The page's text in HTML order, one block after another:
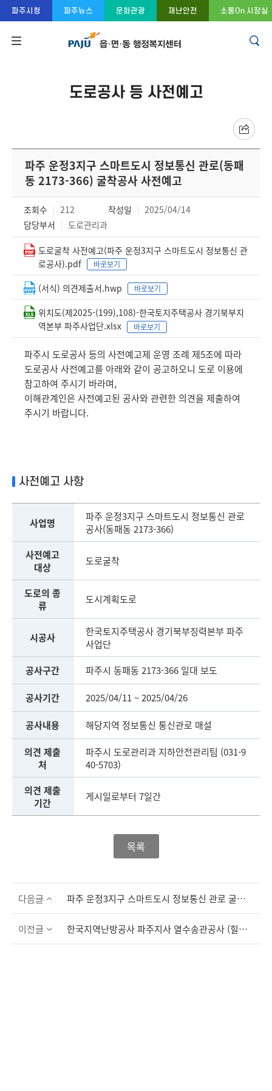
콘텐츠 바로가기
주메뉴 바로가기
푸터 바로가기
파주시청 파주뉴스 문화관광 재난안전 소통On 시장실
도로공사 등 사전예고
파주 운정3지구 스마트도시 정보통신 관로(동패
동 2173-366) 굴착공사 사전예고
조회수 212 작성일
2025/04/14
담당부서
도로관리과
도로굴착 사전예고(파주 운정3지구 스마트도시 정보통신 관
로공사).pdf
바로보기
(서식) 의견제출서.hwp 바로보기
위치도(제2025-(199),108)-한국토지주택공사 경기북부지
역본부 파주사업단.xlsx
바로보기
파주시 도로공사 등의 사전예고제 운영 조례 제5조에 따라
도로공사 사전예고를 아래와 같이 공고하오니 도로 이용에
참고하여 주시기 바라며,
이해관계인은 사전예고된 공사와 관련한 의견을 제출하여
주시기 바랍니다.
사전예고 사항
사업명
파주 운정3지구 스마트도시 정보통신 관로
공사(동패동 2173-366)
사전예고
대상
도로굴착
도로의 종
류
도시계획도로
시공사
한국토지주택공사 경기북부징력본부 파주
사업단
공사구간 파주시 동패동 2173-366 일대 보도
공사기간 2025/04/11 ~ 2025/04/26
공사내용 해당지역 정보통신 통신관로 매설
의견 제출
처
파주시 도로관리과 지하안전관리팀 (031-9
40-5703)
의견 제출
기간
게시일로부터 7일간
목록
다음글 파주 운정3지구 스마트도시 정보통신 관로 굴착공사 사전예고
이전글 한국지역난방공사 파주지사 열수송관공사 (힐스테이트더운정) 굴착공사 사전예고